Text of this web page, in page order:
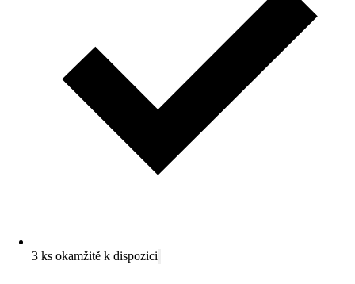
3 ks okamžitě k dispozici